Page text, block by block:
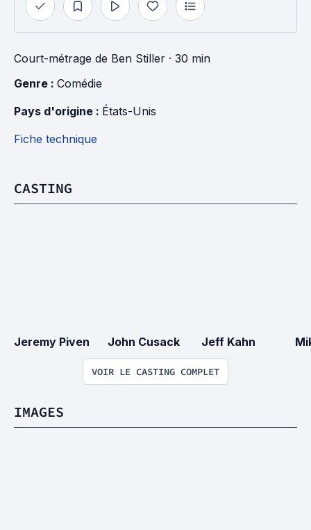
Court-métrage de Ben Stiller · 30 min
Genre : Comédie
Pays d'origine : États-Unis
Fiche technique
CASTING
Jeremy Piven John Cusack Jeff Kahn
VOIR LE CASTING COMPLET
IMAGES